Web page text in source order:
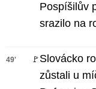
Pospíšilův
srazilo na
49' 🚩Slovácko
zůstali u